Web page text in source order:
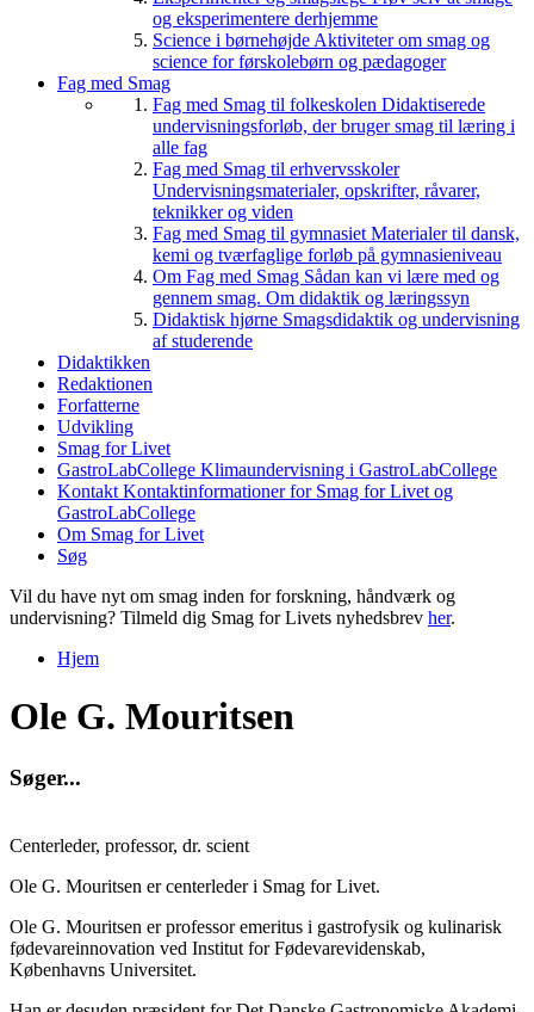
og eksperimentere derhjemme
Science i børnehøjde Aktiviteter om smag og
science for førskolebørn og pædagoger
Fag med Smag
Fag med Smag til folkeskolen Didaktiserede
undervisningsforløb, der bruger smag til læring i
alle fag
Fag med Smag til erhvervsskoler
Undervisningsmaterialer, opskrifter, råvarer,
teknikker og viden
Fag med Smag til gymnasiet Materialer til dansk,
kemi og tværfaglige forløb på gymnasieniveau
Om Fag med Smag Sådan kan vi lære med og
gennem smag. Om didaktik og læringssyn
Didaktisk hjørne Smagsdidaktik og undervisning
af studerende
Didaktikken
Redaktionen
Forfatterne
Udvikling
Smag for Livet
GastroLabCollege Klimaundervisning i GastroLabCollege
Kontakt Kontaktinformationer for Smag for Livet og
GastroLabCollege
Om Smag for Livet
Søg
Vil du have nyt om smag inden for forskning, håndværk og
undervisning? Tilmeld dig Smag for Livets nyhedsbrev her.
Hjem
Ole G. Mouritsen
Søger...
Centerleder, professor, dr. scient
Ole G. Mouritsen er centerleder i Smag for Livet.
Ole G. Mouritsen er professor emeritus i gastrofysik og kulinarisk
fødevareinnovation ved Institut for Fødevarevidenskab,
Københavns Universitet.